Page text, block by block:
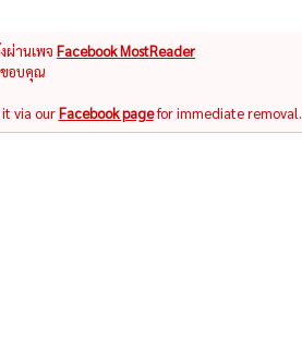
ผ่านเพจ Facebook MostReader
อบคุณ
via ourFacebook pagefor immediate removal.